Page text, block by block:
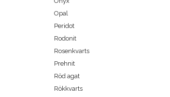
Opal
Peridot
Rodonit
Rosenkvarts
Prehnit
Röd agat
Rökkvarts